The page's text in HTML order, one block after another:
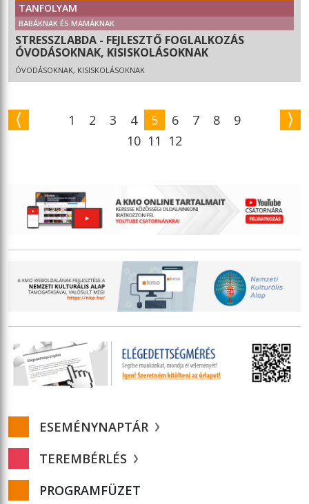
TANFOLYAM
BABÁKNAK ÉS MAMÁKNAK
STRESSZLABDA - FEJLESZTŐ FOGLALKOZÁS
ÓVODÁSOKNAK, KISISKOLÁSOKNAK
ÓVODÁSOKNAK, KISISKOLÁSOKNAK
1 2 3 4 5 6 7 8
9
10 11 12
ESEMÉNYNAPTÁR
TEREMBÉRLÉS
PROGRAMFÜZET